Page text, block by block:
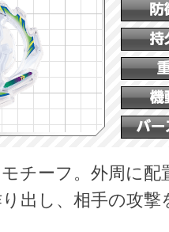
チーフ。外周に
出し、相手の攻